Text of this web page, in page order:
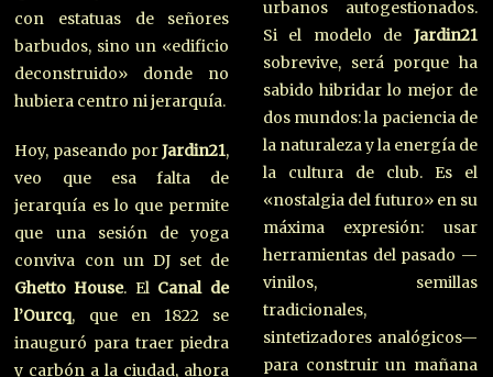
con estatuas de señores
barbudos, sino un «edificio
deconstruido» donde no
hubiera centro ni jerarquía.
Hoy, paseando porJardin21,
veo que esa falta de
jerarquía es lo que permite
que una sesión de yoga
conviva con un DJ set de
Ghetto House. El Canal de
l’Ourcq, que en 1822 se
inauguró para traer piedra
y carbón a la ciudad, ahora
urbanos autogestionados.
Si el modelo de Jardin21
sobrevive, será porque ha
sabido hibridar lo mejor de
dos mundos: la paciencia de
la naturaleza y la energía de
la cultura de club. Es el
«nostalgia del futuro» en su
máxima expresión: usar
herramientas del pasado —
vinilos, semillas
tradicionales,
sintetizadores analógicos—
para construir un mañana